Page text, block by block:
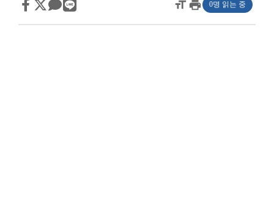
format_sizeprint 0명 읽는 중